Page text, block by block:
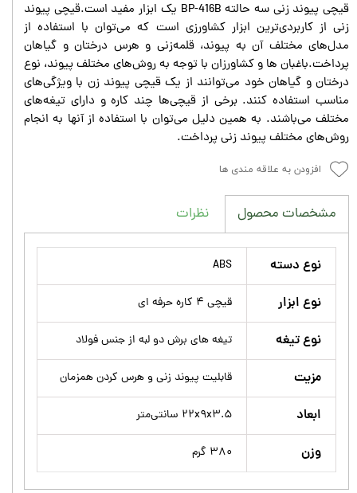
قیچی پیوند زنی سه حالته BP-416B یک ابزار مفید است.قیچی پیوند
زنی از کاربردی‌ترین ابزار کشاورزی است که می‌توان با استفاده از
مدل‌های مختلف آن به پیوند، قلمه‌زنی و هرس درختان و گیاهان
پرداخت.باغبان‌ ها و کشاورزان با توجه به روش‌های مختلف پیوند، نوع
درختان و گیاهان خود می‌توانند از یک قیچی پیوند زن با ویژگی‌های
مناسب استفاده کنند. برخی از قیچی‌ها چند کاره و دارای تیغه‌های
مختلف می‌باشند. به همین دلیل می‌توان با استفاده از آنها به انجام
روش‌های مختلف پیوند زنی پرداخت.
افزودن به علاقه مندی ها
مشخصات محصول نظرات
نوع دسته ABS
نوع ابزار قیچی ۴ کاره حرفه ای
نوع تیغه تیغه های برش دو لبه از جنس فولاد
مزیت قابلیت پیوند زنی و هرس کردن همزمان
ابعاد ۲۲x۹x۳.۵ سانتی‌متر
وزن ۳۸۰ گرم